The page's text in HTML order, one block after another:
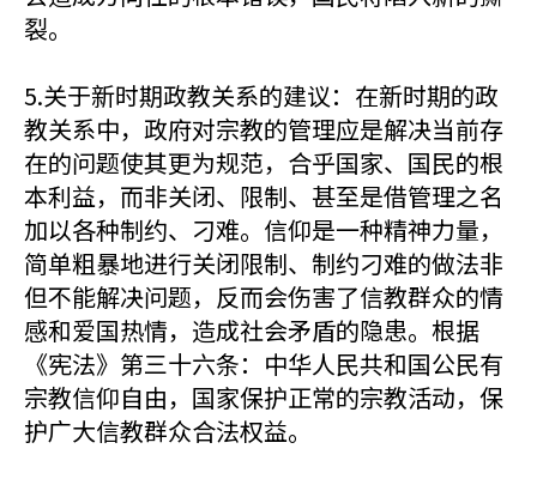
裂。
5.关于新时期政教关系的建议：在新时期的政
教关系中，政府对宗教的管理应是解决当前存
在的问题使其更为规范，合乎国家、国民的根
本利益，而非关闭、限制、甚至是借管理之名
加以各种制约、刁难。信仰是一种精神力量，
简单粗暴地进行关闭限制、制约刁难的做法非
但不能解决问题，反而会伤害了信教群众的情
感和爱国热情，造成社会矛盾的隐患。根据
《宪法》第三十六条：中华人民共和国公民有
宗教信仰自由，国家保护正常的宗教活动，保
护广大信教群众合法权益。